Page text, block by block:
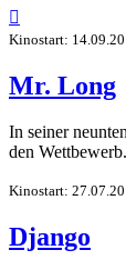

Kinostart:
Mr. Long
In seiner
den Wettbewerb.
Kinostart:
Django